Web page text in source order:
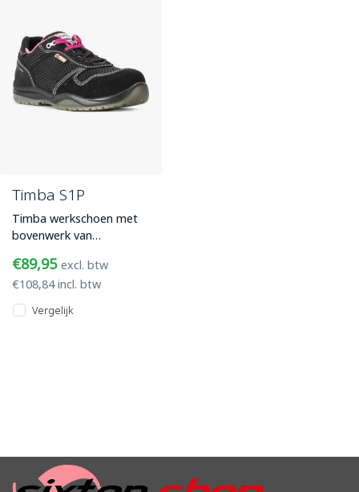
Timba S1P
Timba werkschoen met
bovenwerk van
aluminium veiligheidsneus
en PU/PU loopzool
€89,95 excl. btw
€108,84 incl. btw
Vergelijk